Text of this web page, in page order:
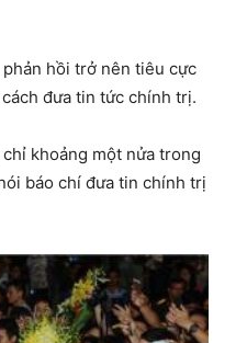
hồi trở nên tiêu cực
đưa tin tức chính trị.
khoảng một nửa trong
báo chí đưa tin chính trị